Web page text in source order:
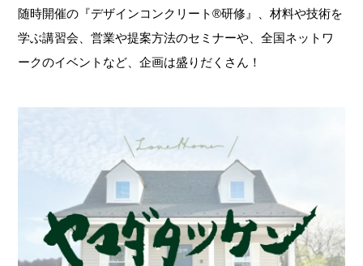
随時開催の『デザインコンクリート®︎研修』、材料や技術を
学ぶ講習会、営業や提案方法のセミナーや、全国ネットワ
ークのイベントなど、企画は盛りだくさん！